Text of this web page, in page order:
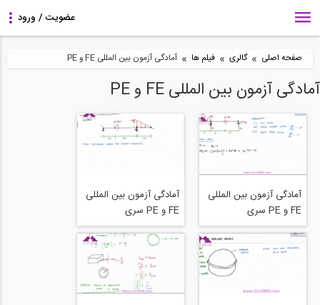
صفحه اصلی » گالری » فیلم ها » آمادگی آزمون بین المللی FE و PE
آمادگی آزمون بین المللی FE و PE
آمادگی آزمون بین المللی
FE و PE سری
structure free بخش
Shear and Moment
Diagram Example 3 -
Materials
آمادگی آزمون بین المللی
FE و PE سری
structure free بخش
Shear and Moment
Diagram Example 2 -
Mechanics of
Materials and Statics